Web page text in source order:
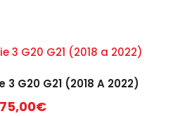
3 G20 G21 (2018 A 2022)
75,00€